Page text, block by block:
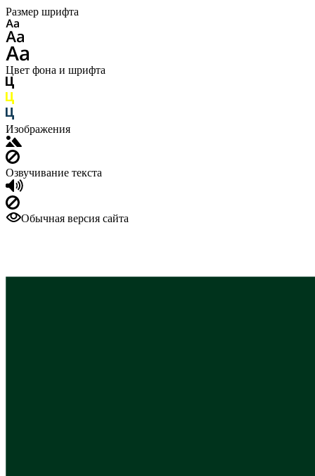
Размер шрифта
Цвет фона и шрифта
Изображения
Озвучивание текста
Обычная версия сайта